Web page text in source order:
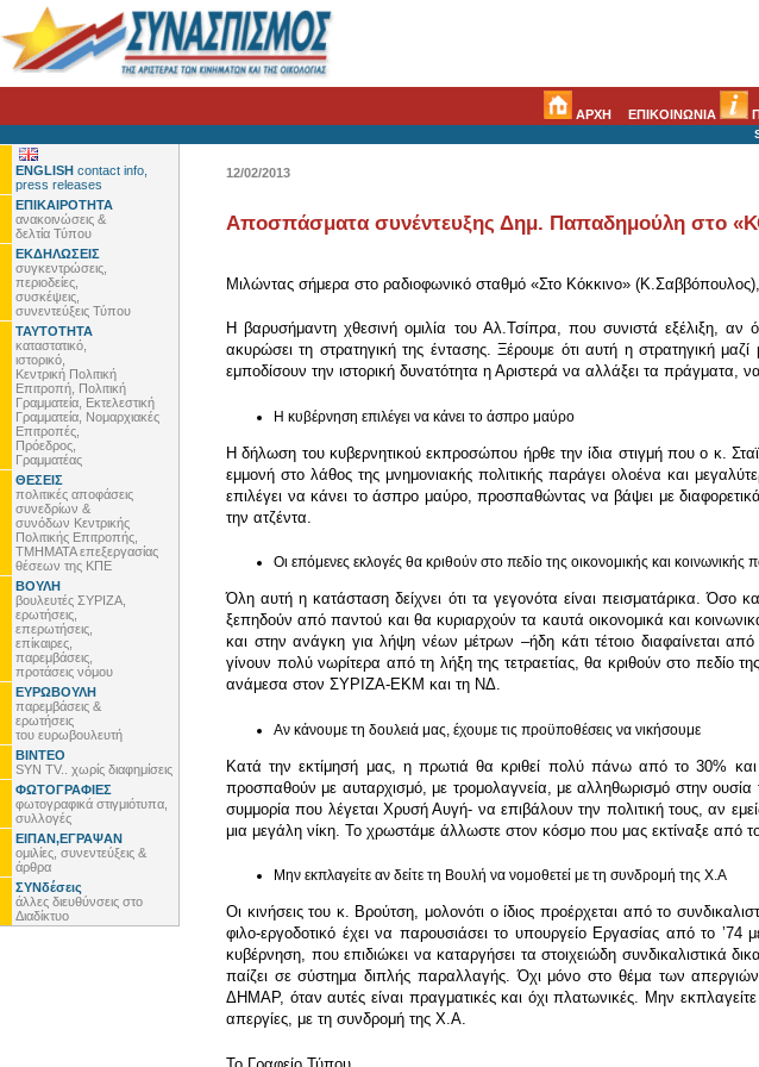
ΑΡΧΗ ΕΠΙΚΟΙΝΩΝΙΑ
ENGLISH contact info,
press releases
ΕΠΙΚΑΙΡΟΤΗΤΑ
ανακοινώσεις &
δελτία Τύπου
ΕΚΔΗΛΩΣΕΙΣ
συγκεντρώσεις,
περιοδείες,
συσκέψεις,
συνεντεύξεις Τύπου
ΤΑΥΤΟΤΗΤΑ
καταστατικό,
ιστορικό,
Κεντρική Πολιτική
Επιτροπή, Πολιτική
Γραμματεία, Εκτελεστική
Γραμματεία, Νομαρχιακές
Επιτροπές,
Πρόεδρος,
Γραμματέας
ΘΕΣΕΙΣ
πολιτικές αποφάσεις
συνεδρίων &
συνόδων Κεντρικής
Πολιτικής Επιτροπής,
ΤΜΗΜΑΤΑ επεξεργασίας
θέσεων της ΚΠΕ
ΒΟΥΛΗ
βουλευτές ΣΥΡΙΖΑ,
ερωτήσεις,
επερωτήσεις,
επίκαιρες,
παρεμβάσεις,
προτάσεις νόμου
ΕΥΡΩΒΟΥΛΗ
παρεμβάσεις &
ερωτήσεις
του ευρωβουλευτή
ΒΙΝΤΕΟ
SYN TV.. χωρίς διαφημίσεις
ΦΩΤΟΓΡΑΦΙΕΣ
φωτογραφικά στιγμιότυπα,
συλλογές
ΕΙΠΑΝ,ΕΓΡΑΨΑΝ
ομιλίες, συνεντεύξεις &
άρθρα
ΣΥΝδέσεις
άλλες διευθύνσεις στο
Διαδίκτυο
12/02/2013
Αποσπάσματα συνέντευξης Δημ. Παπαδημούλη στο
Μιλώντας σήμερα στο ραδιοφωνικό σταθμό «Στο Κόκκινο»
Η βαρυσήμαντη χθεσινή ομιλία του Αλ.Τσίπρα, που συνιστά εξέλιξη, αν
ακυρώσει τη στρατηγική της έντασης. Ξέρουμε ότι αυτή η στρατηγική
εμποδίσουν την ιστορική δυνατότητα η Αριστερά να αλλάξει τα πράγματα,
Η κυβέρνηση επιλέγει να κάνει το άσπρο μαύρο
Η δήλωση του κυβερνητικού εκπροσώπου ήρθε την ίδια στιγμή που ο κ.
εμμονή στο λάθος της μνημονιακής πολιτικής παράγει ολοένα και
επιλέγει να κάνει το άσπρο μαύρο, προσπαθώντας να βάψει με
την ατζέντα.
Οι επόμενες εκλογές θα κριθούν στο πεδίο της οικονομικής και κοινωνικής
Όλη αυτή η κατάσταση δείχνει ότι τα γεγονότα είναι πεισματάρικα. Όσο
ξεπηδούν από παντού και θα κυριαρχούν τα καυτά οικονομικά και
και στην ανάγκη για λήψη νέων μέτρων –ήδη κάτι τέτοιο διαφαίνεται
γίνουν πολύ νωρίτερα από τη λήξη της τετραετίας, θα κριθούν στο πεδίο
ανάμεσα στον ΣΥΡΙΖΑ-ΕΚΜ και τη ΝΔ.
Αν κάνουμε τη δουλειά μας, έχουμε τις προϋποθέσεις να νικήσουμε
Κατά την εκτίμησή μας, η πρωτιά θα κριθεί πολύ πάνω από το 30%
προσπαθούν με αυταρχισμό, με τρομολαγνεία, με αλληθωρισμό στην
συμμορία που λέγεται Χρυσή Αυγή- να επιβάλουν την πολιτική τους, αν
μια μεγάλη νίκη. Το χρωστάμε άλλωστε στον κόσμο που μας εκτίναξε από
Μην εκπλαγείτε αν δείτε τη Βουλή να νομοθετεί με τη συνδρομή της Χ.Α
Οι κινήσεις του κ. Βρούτση, μολονότι ο ίδιος προέρχεται από το
φιλο-εργοδοτικό έχει να παρουσιάσει το υπουργείο Εργασίας από το
κυβέρνηση, που επιδιώκει να καταργήσει τα στοιχειώδη συνδικαλιστικά
παίζει σε σύστημα διπλής παραλλαγής. Όχι μόνο στο θέμα των
ΔΗΜΑΡ, όταν αυτές είναι πραγματικές και όχι πλατωνικές. Μην
απεργίες, με τη συνδρομή της Χ.Α.